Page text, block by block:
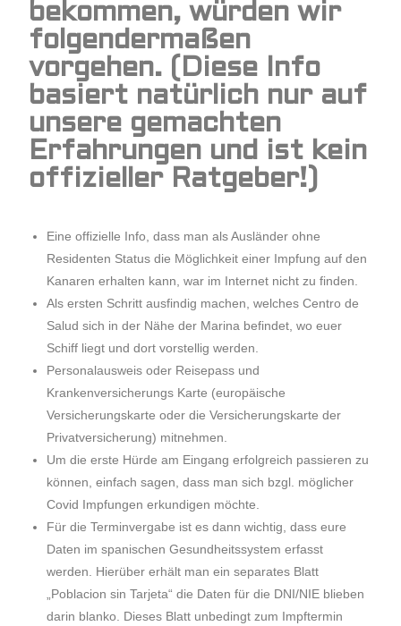
bekommen, würden wir
folgendermaßen
vorgehen. (Diese Info
basiert natürlich nur auf
unsere gemachten
Erfahrungen und ist kein
offizieller Ratgeber!)
Eine offizielle Info, dass man als Ausländer ohne
Residenten Status die Möglichkeit einer Impfung auf den
Kanaren erhalten kann, war im Internet nicht zu finden.
Als ersten Schritt ausfindig machen, welches Centro de
Salud sich in der Nähe der Marina befindet, wo euer
Schiff liegt und dort vorstellig werden.
Personalausweis oder Reisepass und
Krankenversicherungs Karte (europäische
Versicherungskarte oder die Versicherungskarte der
Privatversicherung) mitnehmen.
Um die erste Hürde am Eingang erfolgreich passieren zu
können, einfach sagen, dass man sich bzgl. möglicher
Covid Impfungen erkundigen möchte.
Für die Terminvergabe ist es dann wichtig, dass eure
Daten im spanischen Gesundheitssystem erfasst
werden. Hierüber erhält man ein separates Blatt
„Poblacion sin Tarjeta“ die Daten für die DNI/NIE blieben
darin blanko. Dieses Blatt unbedingt zum Impftermin